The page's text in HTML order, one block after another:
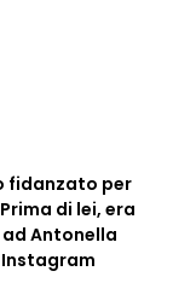
fidanzato per
di lei, era
Antonella